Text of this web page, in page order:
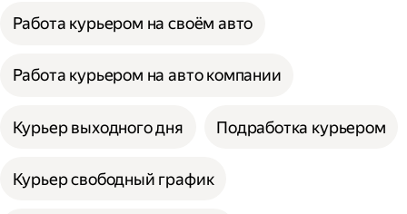
Работа курьером на своём авто
Работа курьером на авто компании
Курьер выходного дня Подработка курьером
Курьер свободный график